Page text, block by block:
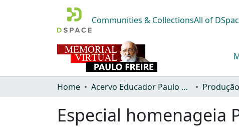
Communities & CollectionsAll of
Home Acervo Educador Paulo Freire
Especial homenageia